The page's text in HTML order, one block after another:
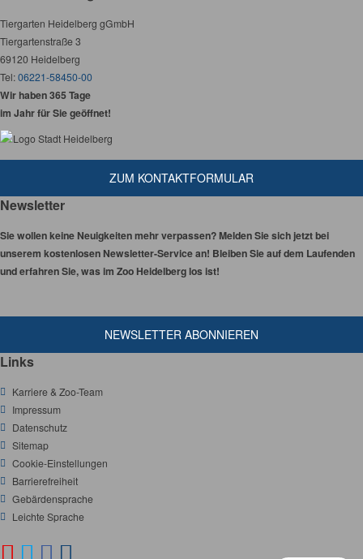
Tiergarten Heidelberg gGmbH
Tiergartenstraße 3
69120 Heidelberg
Tel:06221-58450-00
Wir haben 365 Tage
im Jahr für Sie geöffnet!
ZUM KONTAKTFORMULAR
Newsletter
Sie wollen keine Neuigkeiten mehr verpassen? Melden Sie sich jetzt bei
unserem kostenlosen Newsletter-Service an! Bleiben Sie auf dem Laufenden
und erfahren Sie, was im Zoo Heidelberg los ist!
NEWSLETTER ABONNIEREN
Links
Karriere & Zoo-Team
Impressum
Datenschutz
Sitemap
Cookie-Einstellungen
Barrierefreiheit
Gebärdensprache
Leichte Sprache
S
Y T F